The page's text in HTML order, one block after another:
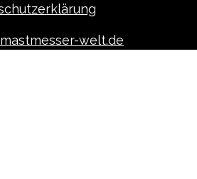
welt.de